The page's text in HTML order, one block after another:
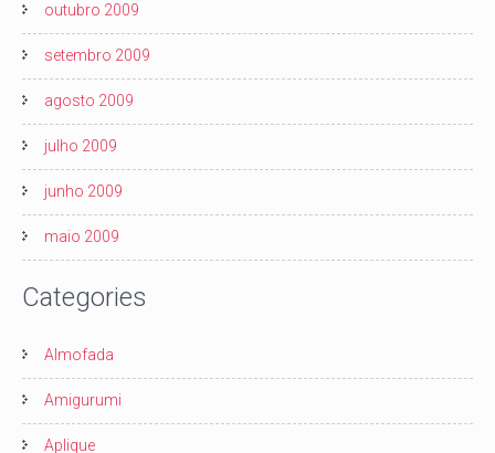
outubro 2009
setembro 2009
agosto 2009
julho 2009
junho 2009
maio 2009
Categories
Almofada
Amigurumi
Aplique